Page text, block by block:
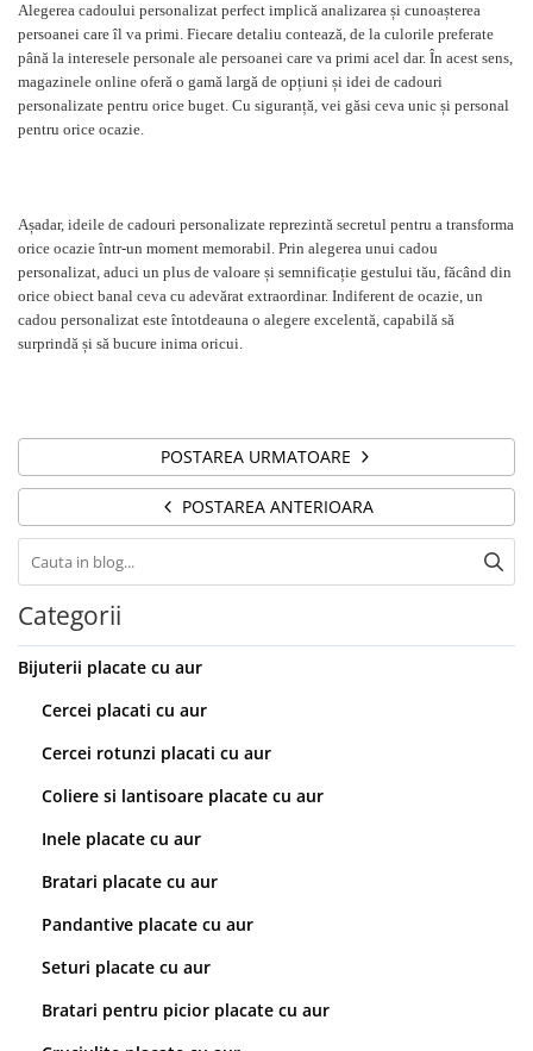
Alegerea cadoului personalizat perfect implică analizarea și cunoașterea
persoanei care îl va primi. Fiecare detaliu contează, de la culorile preferate
până la interesele personale ale persoanei care va primi acel dar. În acest sens,
magazinele online oferă o gamă largă de opțiuni și idei de cadouri
personalizate pentru orice buget. Cu siguranță, vei găsi ceva unic și personal
pentru orice ocazie.
Așadar, ideile de cadouri personalizate reprezintă secretul pentru a transforma
orice ocazie într-un moment memorabil. Prin alegerea unui cadou
personalizat, aduci un plus de valoare și semnificație gestului tău, făcând din
orice obiect banal ceva cu adevărat extraordinar. Indiferent de ocazie, un
cadou personalizat este întotdeauna o alegere excelentă, capabilă să
surprindă și să bucure inima oricui.
POSTAREA URMATOARE
POSTAREA ANTERIOARA
Categorii
Bijuterii placate cu aur
Cercei placati cu aur
Cercei rotunzi placati cu aur
Coliere si lantisoare placate cu aur
Inele placate cu aur
Bratari placate cu aur
Pandantive placate cu aur
Seturi placate cu aur
Bratari pentru picior placate cu aur